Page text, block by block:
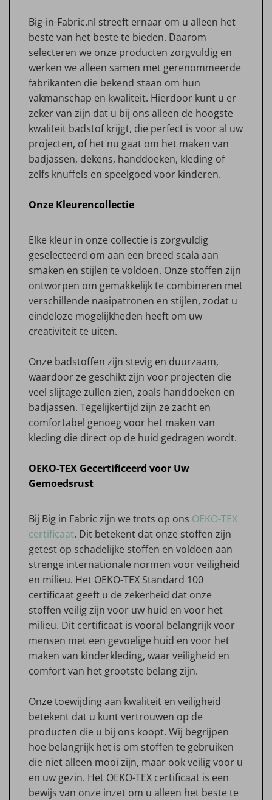
Big-in-Fabric.nl streeft ernaar om u alleen het
beste van het beste te bieden. Daarom
selecteren we onze producten zorgvuldig en
werken we alleen samen met gerenommeerde
fabrikanten die bekend staan om hun
vakmanschap en kwaliteit. Hierdoor kunt u er
zeker van zijn dat u bij ons alleen de hoogste
kwaliteit badstof krijgt, die perfect is voor al uw
projecten, of het nu gaat om het maken van
badjassen, dekens, handdoeken, kleding of
zelfs knuffels en speelgoed voor kinderen.
Onze Kleurencollectie
Elke kleur in onze collectie is zorgvuldig
geselecteerd om aan een breed scala aan
smaken en stijlen te voldoen. Onze stoffen zijn
ontworpen om gemakkelijk te combineren met
verschillende naaipatronen en stijlen, zodat u
eindeloze mogelijkheden heeft om uw
creativiteit te uiten.
Onze badstoffen zijn stevig en duurzaam,
waardoor ze geschikt zijn voor projecten die
veel slijtage zullen zien, zoals handdoeken en
badjassen. Tegelijkertijd zijn ze zacht en
comfortabel genoeg voor het maken van
kleding die direct op de huid gedragen wordt.
OEKO-TEX Gecertificeerd voor Uw
Gemoedsrust
Bij Big in Fabric zijn we trots op ons OEKO-TEX
certificaat. Dit betekent dat onze stoffen zijn
getest op schadelijke stoffen en voldoen aan
strenge internationale normen voor veiligheid
en milieu. Het OEKO-TEX Standard 100
certificaat geeft u de zekerheid dat onze
stoffen veilig zijn voor uw huid en voor het
milieu. Dit certificaat is vooral belangrijk voor
mensen met een gevoelige huid en voor het
maken van kinderkleding, waar veiligheid en
comfort van het grootste belang zijn.
Onze toewijding aan kwaliteit en veiligheid
betekent dat u kunt vertrouwen op de
producten die u bij ons koopt. Wij begrijpen
hoe belangrijk het is om stoffen te gebruiken
die niet alleen mooi zijn, maar ook veilig voor u
en uw gezin. Het OEKO-TEX certificaat is een
bewijs van onze inzet om u alleen het beste te